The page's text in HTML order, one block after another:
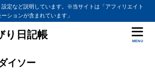
設定など説明しています。※当サイトは「アフィリエイト
ションが含まれています」
り日記帳
MENU
イソー